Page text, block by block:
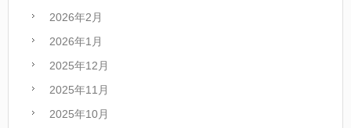
2026年2月
2026年1月
2025年12月
2025年11月
2025年10月